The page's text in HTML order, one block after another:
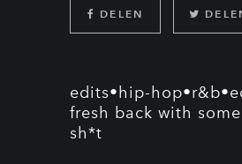
DELEN
edits•hip-
fresh back with
sh*t